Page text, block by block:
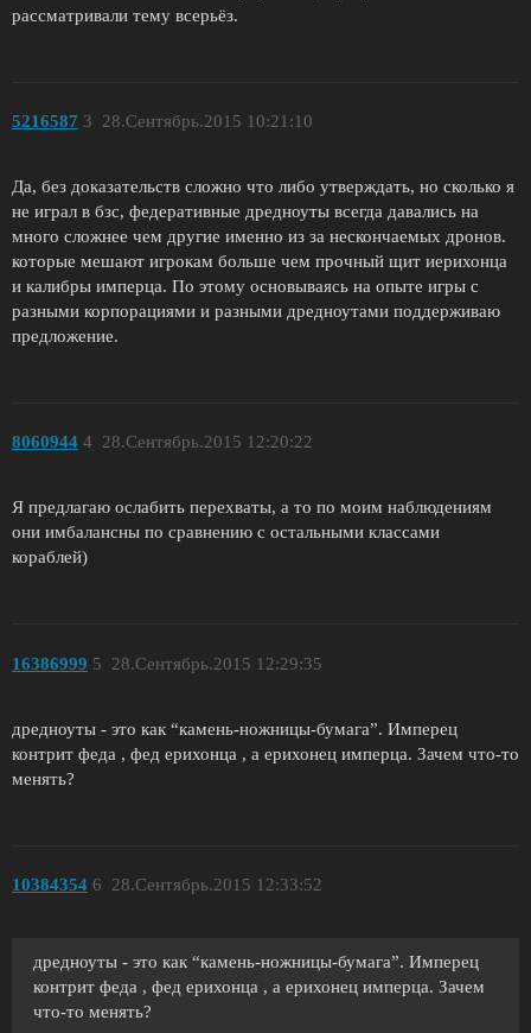
рассматривали тему всерьёз.
5216587 28.Сентябрь.2015 10:21:10
3
Да, без доказательств сложно что либо утверждать, но сколько я
не играл в бзс, федеративные дредноуты всегда давались на
много сложнее чем другие именно из за нескончаемых дронов.
которые мешают игрокам больше чем прочный щит иерихонца
и калибры имперца. По этому основываясь на опыте игры с
разными корпорациями и разными дредноутами поддерживаю
предложение.
8060944 28.Сентябрь.2015 12:20:22
4
Я предлагаю ослабить перехваты, а то по моим наблюдениям
они имбалансны по сравнению с остальными классами
кораблей)
16386999 28.Сентябрь.2015 12:29:35
5
дредноуты - это как “камень-ножницы-бумага”. Имперец
контрит феда , фед ерихонца , а ерихонец имперца. Зачем что-то
менять?
10384354 28.Сентябрь.2015 12:33:52
6
дредноуты - это как “камень-ножницы-бумага”. Имперец
контрит феда , фед ерихонца , а ерихонец имперца. Зачем
что-то менять?